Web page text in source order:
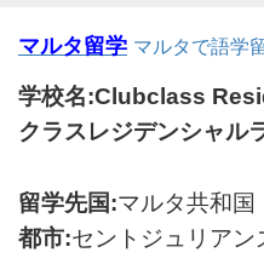
マルタ留学 マルタで語学
学校名:Clubclass
クラスレジデンシャル
留学先国:マルタ共和国
都市:セントジュリアン